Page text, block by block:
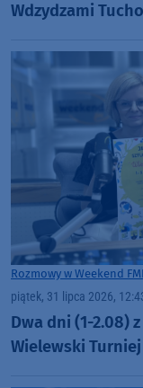
Wdzydzami
Rozmowy w Weekend FM
piątek, 31 lipca 2026,
Dwa dni (1-2.08)
Wielewski Turniej